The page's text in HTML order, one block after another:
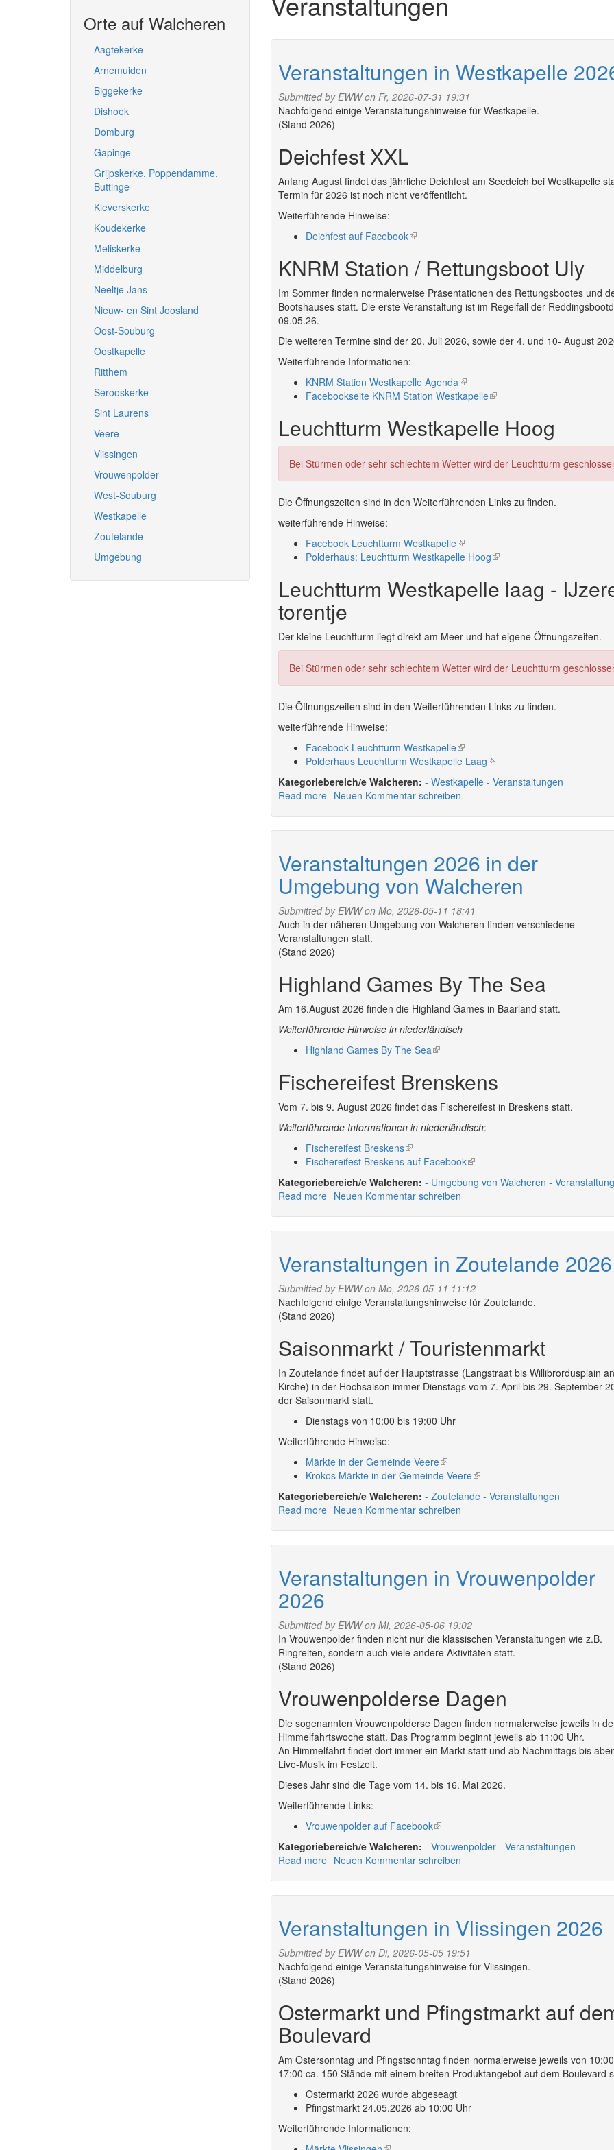
Orte auf Walcheren
Aagtekerke
Arnemuiden
Biggekerke
Dishoek
Domburg
Gapinge
Grijpskerke, Poppendamme,
Buttinge
Kleverskerke
Koudekerke
Meliskerke
Middelburg
Neeltje Jans
Nieuw- en Sint Joosland
Oost-Souburg
Oostkapelle
Ritthem
Serooskerke
Sint Laurens
Veere
Vlissingen
Vrouwenpolder
West-Souburg
Westkapelle
Zoutelande
Umgebung
Veranstaltungen in Westkapelle
Submitted byEWWon Fr, 2026-07-31 19:31
Nachfolgend einige Veranstaltungshinweise für Westkapelle.
(Stand 2026)
Deichfest XXL
Anfang August findet das jährliche Deichfest am Seedeich bei Westkapelle
Termin für 2026 ist noch nicht veröffentlicht.
Weiterführende Hinweise:
Deichfest auf Facebook(link
external)
KNRM Station / Rettungsboot Uly
Im Sommer finden normalerweise Präsentationen des Rettungsbootes und
Bootshauses statt. Die erste Veranstaltung ist im Regelfall der
09.05.26.
Die weiteren Termine sind der 20. Juli 2026, sowie der 4. und 10- August
Weiterführende Informationen:
KNRM Station Westkapelle Agenda(link
is
Facebookseite KNRM Station Westkapelle(link
external)
Leuchtturm Westkapelle Hoog
Bei Stürmen oder sehr schlechtem Wetter wird der Leuchtturm
Die Öffnungszeiten sind in den Weiterführenden Links zu finden.
weiterführende Hinweise:
Facebook Leuchtturm Westkapelle(link
is
Polderhaus: Leuchtturm Westkapelle Hoog(link
external)
Leuchtturm Westkapelle laag -
torentje
Der kleine Leuchtturm liegt direkt am Meer und hat eigene Öffnungszeiten.
Bei Stürmen oder sehr schlechtem Wetter wird der Leuchtturm
Die Öffnungszeiten sind in den Weiterführenden Links zu finden.
weiterführende Hinweise:
Facebook Leuchtturm Westkapelle(link
is
external)
Polderhaus Leuchtturm Westkapelle Laag(link
is
external)
Walcheren: Westkapelle
Veranstaltungen
Read moreabout
Neuen Kommentar schreiben
Veranstaltungen 2026 in der
Umgebung von Walcheren
Submitted byEWWon Mo, 2026-05-11 18:41
Auch in der näheren Umgebung von Walcheren finden verschiedene
Veranstaltungen statt.
(Stand 2026)
Highland Games By The Sea
Am 16.August 2026 finden die Highland Games in Baarland statt.
Weiterführende Hinweise in niederländisch
Highland Games By The Sea(link
external)
Fischereifest Brenskens
Vom 7. bis 9. August 2026 findet das Fischereifest in Breskens statt.
Weiterführende Informationen in niederländisch:
Fischereifest Breskens(link
is
external)
Fischereifest Breskens auf Facebook(link
external)
Walcheren: Umgebung von Walcheren
Read moreabout
Umgebung
Walcheren
Neuen Kommentar schreiben
Veranstaltungen in Zoutelande 2026
Submitted byEWWon Mo, 2026-05-11 11:12
Nachfolgend einige Veranstaltungshinweise für Zoutelande.
(Stand 2026)
Saisonmarkt / Touristenmarkt
In Zoutelande findet auf der Hauptstrasse (Langstraat bis Willibrordusplain
Kirche) in der Hochsaison immer Dienstags vom 7. April bis 29. September
der Saisonmarkt statt.
Dienstags von 10:00 bis 19:00 Uhr
Weiterführende Hinweise:
Märkte in der Gemeinde Veere(link
is
external)
Krokos Märkte in der Gemeinde Veere(link
is
external)
Walcheren: Zoutelande
Veranstaltungen
Read moreabout
Neuen Kommentar schreiben
Veranstaltungen in Vrouwenpolder
2026
Submitted byEWWon Mi, 2026-05-06 19:02
In Vrouwenpolder finden nicht nur die klassischen Veranstaltungen wie z.B.
Ringreiten, sondern auch viele andere Aktivitäten statt.
(Stand 2026)
Vrouwenpolderse Dagen
Die sogenannten Vrouwenpolderse Dagen finden normalerweise jeweils in
Himmelfahrtswoche statt. Das Programm beginnt jeweils ab 11:00 Uhr.
An Himmelfahrt findet dort immer ein Markt statt und ab Nachmittags bis
Live-Musik im Festzelt.
Dieses Jahr sind die Tage vom 14. bis 16. Mai 2026.
Weiterführende Links:
Vrouwenpolder auf Facebook(link
is
external)
Walcheren: Vrouwenpolder
Veranstaltungen
Read moreabout
Neuen Kommentar schreiben
Veranstaltungen in Vlissingen 2026
Submitted byEWWon Di, 2026-05-05 19:51
Nachfolgend einige Veranstaltungshinweise für Vlissingen.
(Stand 2026)
Ostermarkt und Pfingstmarkt auf
Boulevard
Am Ostersonntag und Pfingstsonntag finden normalerweise jeweils von
17:00 ca. 150 Stände mit einem breiten Produktangebot auf dem Boulevard
Ostermarkt 2026 wurde abgeseagt
Pfingstmarkt 24.05.2026 ab 10:00 Uhr
Weiterführende Informationen: